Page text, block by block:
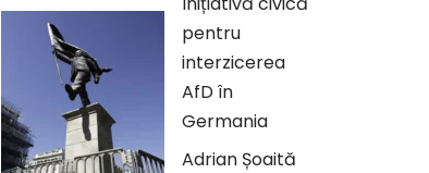
pentru
interzicerea
AfD în
Germania
Adrian Șoaită